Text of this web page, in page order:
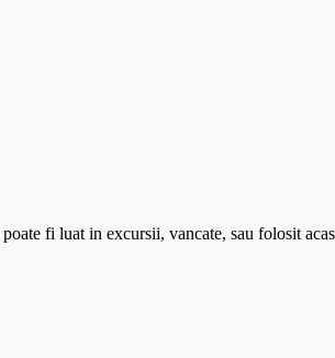
poate fi luat in excursii, vancate, sau folosit